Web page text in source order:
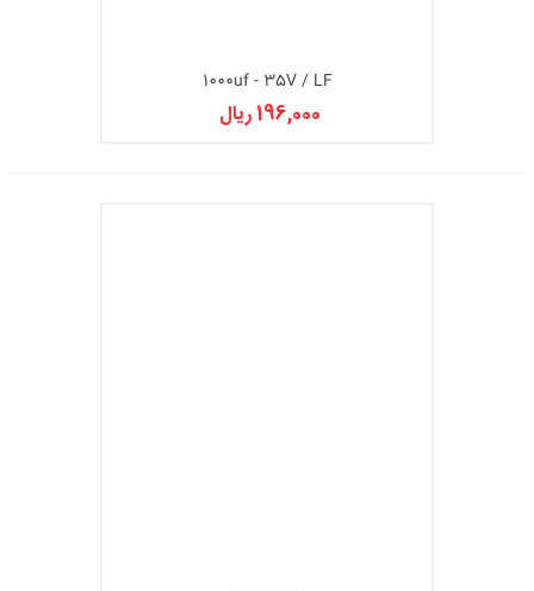
1000uf - 35V / LF
196,000 ریال